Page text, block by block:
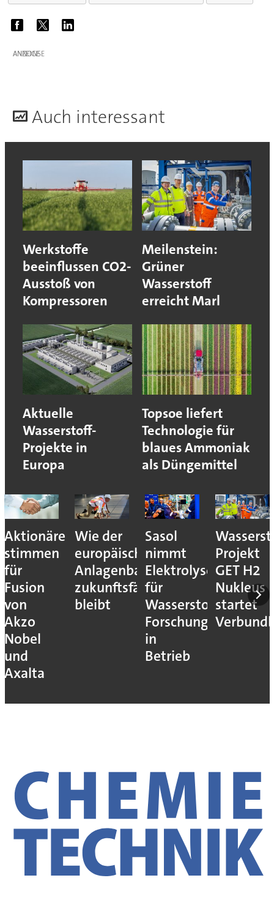
ANZEIGE
Auch interessant
Werkstoffe
beeinflussen CO2-
Ausstoß von
Kompressoren
Meilenstein:
Grüner
Wasserstoff
erreicht Marl
Aktuelle
Wasserstoff-
Projekte in
Europa
Topsoe liefert
Technologie für
blaues Ammoniak
als Düngemittel
Aktionäre
stimmen
für
Fusion
von
Akzo
Nobel
und
Axalta
Wie der
europäische
Anlagenbau
zukunftsfähig
bleibt
Sasol
nimmt
Elektrolyseur
für
Wasserstoff-
Forschung
in
Betrieb
Projekt
GET H2
Nukleus
startet